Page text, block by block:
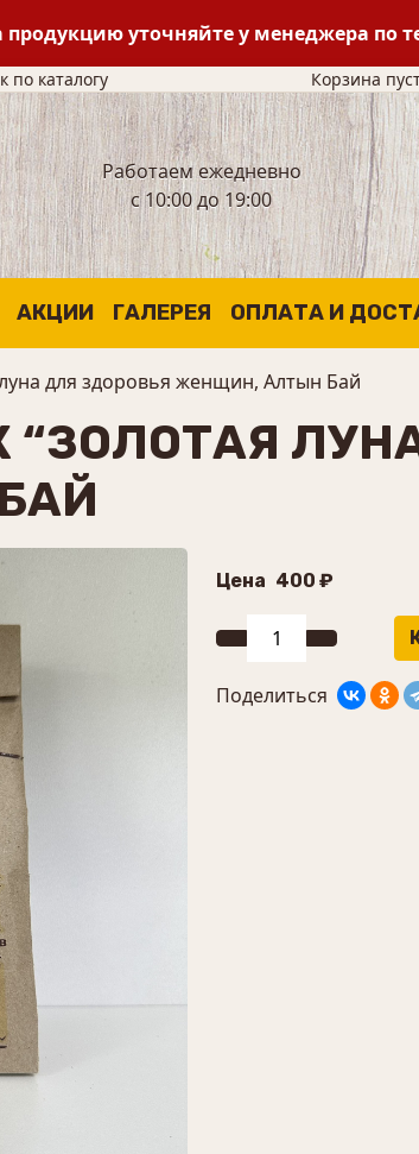
уточняйте у менеджера по
по каталогу Корзина
Работаем ежедневно
с 10:00 до 19:00
АКЦИИ ГАЛЕРЕЯ ОПЛАТА И
для здоровья женщин, Алтын Бай
Цена 400 ₽
Поделиться